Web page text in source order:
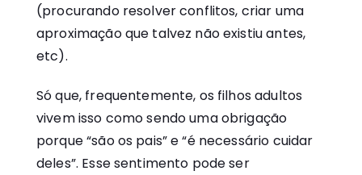
(procurando resolver conflitos, criar uma
aproximação que talvez não existiu antes,
etc).
Só que, frequentemente, os filhos adultos
vivem isso como sendo uma obrigação
porque “são os pais” e “é necessário cuidar
deles”. Esse sentimento pode ser